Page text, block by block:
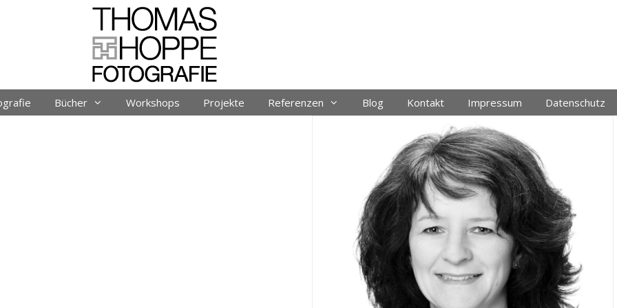
Bücher Workshops Projekte Referenzen Blog Kontakt Impressum Datenschutz